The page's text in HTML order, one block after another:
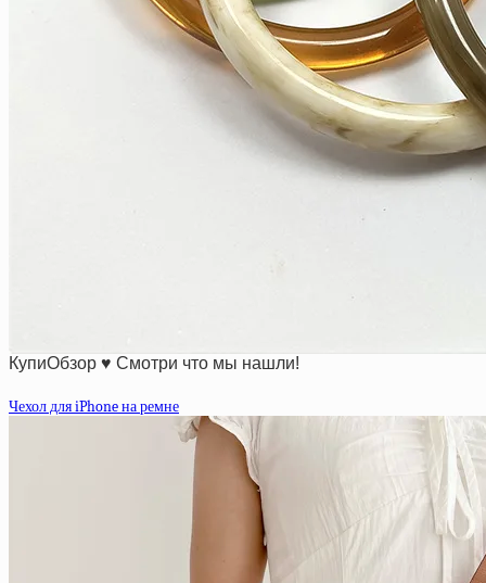
КупиОбзор ♥ Смотри что мы нашли!
Чехол для iPhone на ремне